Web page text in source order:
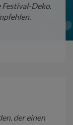
Deko.
der einen